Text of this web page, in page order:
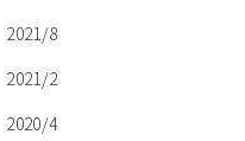
2021/8
2021/2
2020/4